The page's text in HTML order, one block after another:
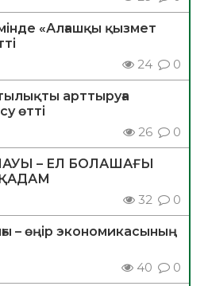
«Алғашқы қызмет
24 0
арттыруға
өтті
26 0
– ЕЛ БОЛАШАҒЫ
32 0
– өңір экономикасының
40 0